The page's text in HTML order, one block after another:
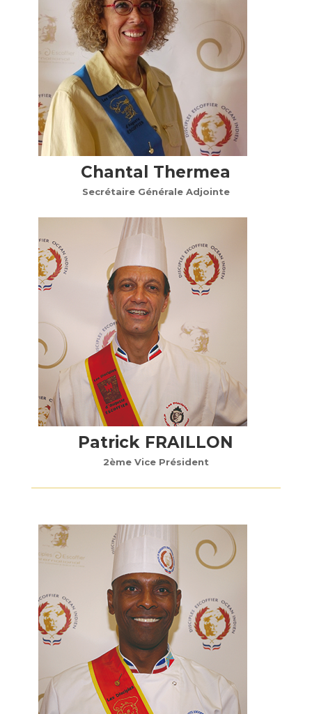
Chantal Thermea
Secrétaire Générale Adjointe
Patrick FRAILLON
2ème Vice Président